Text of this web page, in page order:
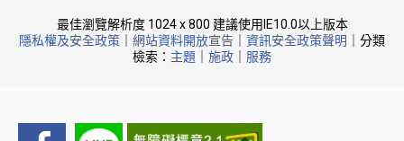
最佳瀏覽解析度 1024 x 800 建議使用IE10.0以上版本
隱私權及安全政策
網站資料開放宣告 資訊安全政策聲明
｜分類
檢索： 主題 施政 服務